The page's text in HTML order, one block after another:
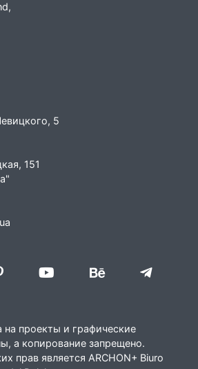
5
151
на проекты и графические
а копирование запрещено.
прав является ARCHON+ Biuro